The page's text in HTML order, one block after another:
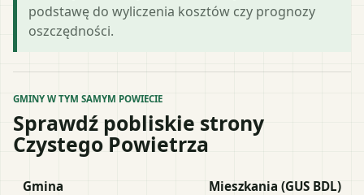
podstawę do wyliczenia kosztów czy prognozy
oszczędności.
GMINY W TYM SAMYM POWIECIE
Sprawdź pobliskie strony
Czystego Powietrza
Gmina Mieszkania (GUS BDL)